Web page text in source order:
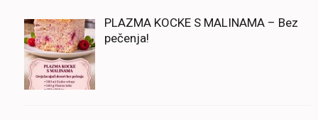
PLAZMA KOCKE S MALINAMA – Bez
pečenja!